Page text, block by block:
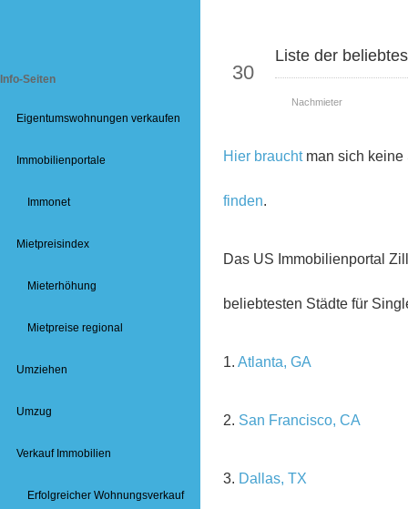
Info-Seiten
Eigentumswohnungen verkaufen
Immobilienportale
Immonet
Mietpreisindex
Mieterhöhung
Mietpreise regional
Umziehen
Umzug
Verkauf Immobilien
Erfolgreicher Wohnungsverkauf
30
Liste der
Nachmieter
Hier braucht man sich
finden.
Das US Immobilienportal
beliebtesten Städte für
1. Atlanta, GA
2. San Francisco, CA
3. Dallas, TX